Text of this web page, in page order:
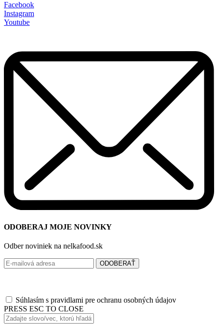
Facebook
Instagram
Youtube
ODOBERAJ MOJE NOVINKY
Odber noviniek na nelkafood.sk
ODOBERAŤ
Súhlasím s pravidlami pre ochranu osobných údajov
PRESS ESC TO CLOSE